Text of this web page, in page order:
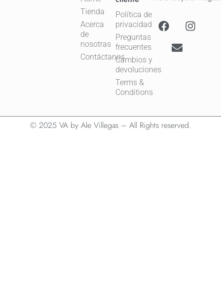
Tienda
Acerca
de
nosotras
Contáctanos
Política de
privacidad
Preguntas
frecuentes
Cambios y
devoluciones
Terms &
Conditions
© 2025 VA by Ale Villegas – All Rights reserved.